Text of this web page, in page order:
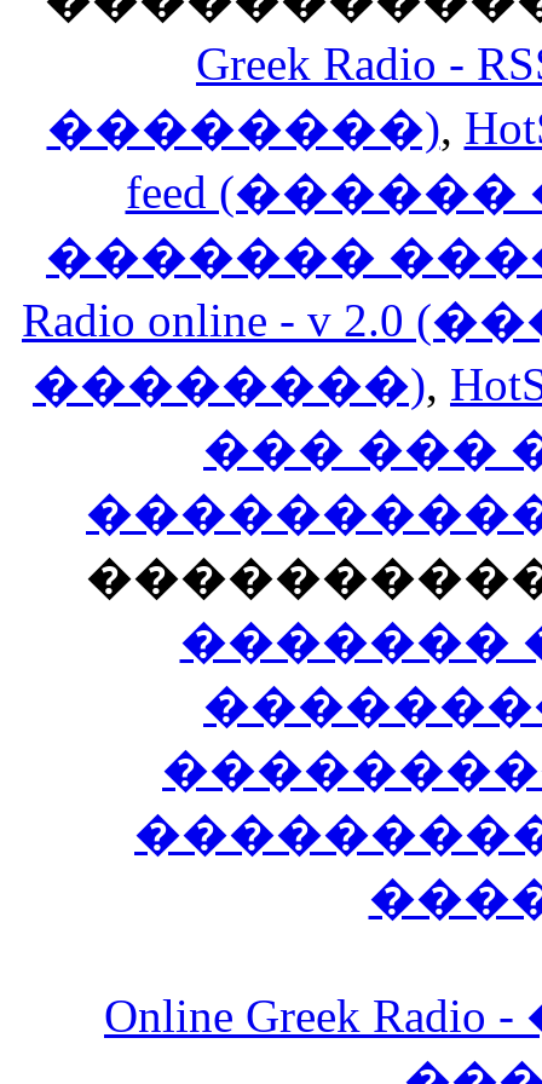
Greek Radio
��������),
feed
�������
Radio online - v
��������),
��� ���
�������
Online Greek